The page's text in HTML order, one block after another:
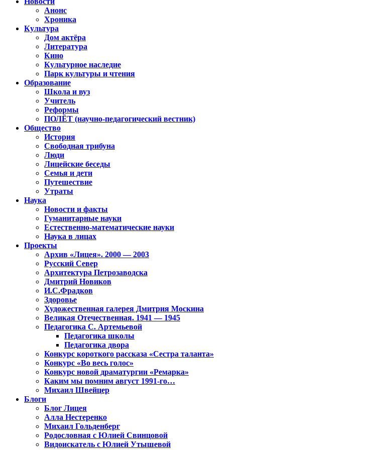
Анонс
Хроника
Культура
Дом актёра
Литература
Кино
Культурное наследие
Парк культуры и чтения
Образование
Школа и вуз
Учитель
Реформы
ПОЛЁТ (научно-педагогический вестник)
Общество
История
Свободная трибуна
Люди
Лицейские беседы
Семья и дети
Путешествие
Утраты
Наука
Новости и факты
Гуманитарные науки
Естественно-математические науки
Наука в лицах
Проекты
Архив «Лицея». 2000 — 2003
Русский Север
Архитектура Петрозаводска
Дмитрий Новиков
И.С.Фрадков
Здоровье
Художественная галерея Дмитрия Москина
Великая Отечественная. 1941 — 1945
Педагогика С. Артемьевой
Педагогика школы
Педагогика двора
Конкурс короткого рассказа «Сестра таланта»
Конкурс «Во весь голос»
Конкурс новой драматургии «Ремарка»
Каким мы помним август 1991-го…
Михаил Швейцер
Блоги
Блог Лицея
Алла Нестеренко
Михаил Гольденберг
Родословная с Юлией Свинцовой
Видоискатель с Юлией Утышевой